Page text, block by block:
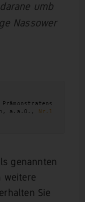
umb
Nassower
a.a.O., Nr.1
genannten
weitere
Sie